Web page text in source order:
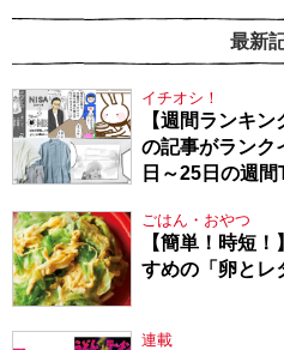
最新
イチオシ！
【週間ランキ
の記事がラン
日～25日の週
ごはん・おやつ
【簡単！時短
すめの「卵とレ
連載